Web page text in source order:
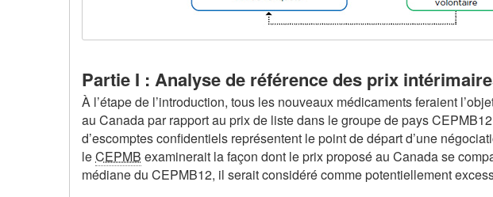
Partie I : Analyse de référence des prix
À l’étape de l’introduction, tous les nouveaux médicaments feraient
au Canada par rapport au prix de liste dans le groupe de pays
d’escomptes confidentiels représentent le point de départ d’une
leCEPMB examinerait la façon dont le prix proposé au Canada se
médiane du CEPMB12, il serait considéré comme potentiellement